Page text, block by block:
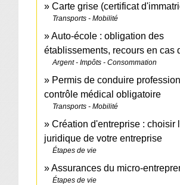
Carte grise (certificat
Transports - Mobilité
Auto-école : obligation des
établissements, recours en cas
Argent - Impôts - Consommation
Permis de conduire
contrôle médical obligatoire
Transports - Mobilité
Création d'entreprise : choisir
juridique de votre entreprise
Étapes de vie
Assurances du micro-
Étapes de vie